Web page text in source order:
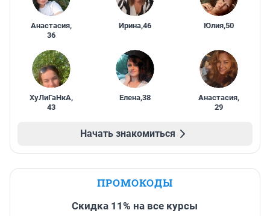
Анастасия,
36
Ирина,46 Юлия,50
ХуЛиГаНкА,
43
Елена,38 Анастасия,
29
Начать знакомиться
ПРОМОКОДЫ
Скидка 11% на все курсы